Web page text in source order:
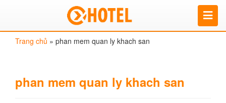
Trang chủ » phan mem quan ly khach san
phan mem quan ly khach san